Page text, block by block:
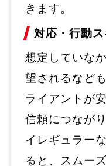
きます。
対応・行動
想定していな
望されるなど
ライアントが
信頼につながり
イレギュラー
ると、スムー